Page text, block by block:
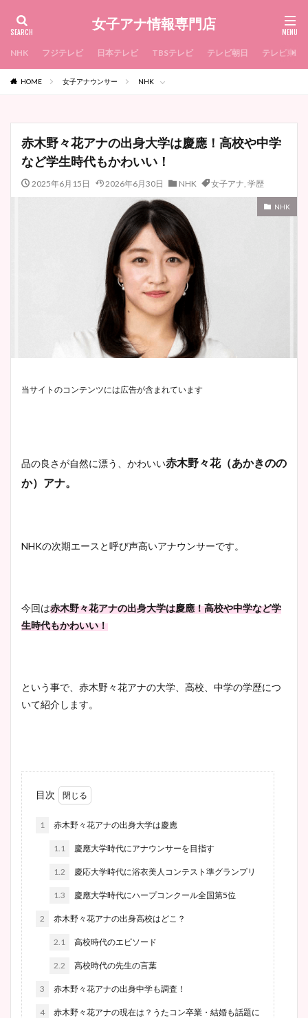
女子アナ情報専門店
NHK フジテレビ 日本テレビ TBSテレビ テレビ朝日 テレビ東京
HOME 女子アナウンサー NHK
赤木野々花アナの出身大学は慶應！高校や中学
など学生時代もかわいい！
2025年6月15日 2026年6月30日 NHK 女子アナ, 学歴
NHK
当サイトのコンテンツには広告が含まれています
品の良さが自然に漂う、かわいい赤木野々花（あかきのの
か）アナ。
NHKの次期エースと呼び声高いアナウンサーです。
今回は赤木野々花アナの出身大学は慶應！高校や中学など学
生時代もかわいい！
という事で、赤木野々花アナの大学、高校、中学の学歴につ
いて紹介します。
目次
1 赤木野々花アナの出身大学は慶應
1.1 慶應大学時代にアナウンサーを目指す
1.2 慶応大学時代に浴衣美人コンテスト準グランプリ
1.3 慶應大学時代にハープコンクール全国第5位
2 赤木野々花アナの出身高校はどこ？
2.1 高校時代のエピソード
2.2 高校時代の先生の言葉
3 赤木野々花アナの出身中学も調査！
4 赤木野々花アナの現在は？うたコン卒業・結婚も話題に